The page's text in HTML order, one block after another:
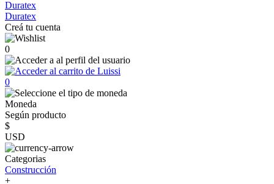
Duratex
Duratex
Creá tu cuenta
0
0
Moneda
Según producto
$
USD
Categorias
Construcción
+